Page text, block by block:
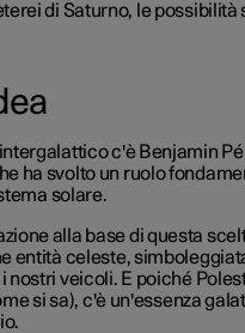
di Saturno, le possibilità
c'è Benjamin
ha svolto un ruolo
solare.
alla base di questa
entità celeste,
nostri veicoli. E poiché
si sa), c'è un'essenza